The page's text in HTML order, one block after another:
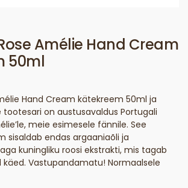
Amélie Hand Cream
50ml
Hand Cream kätekreem 50ml ja
tootesari on austusavaldus Portugali
meie esimesele fännile. See
sisaldab endas argaaniaõli ja
kuningliku roosi ekstrakti, mis tagab
Vastupandamatu! Normaalsele